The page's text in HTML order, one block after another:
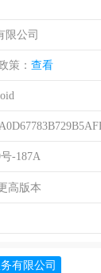
限公司
策：查看
-187A
高版本
有限公司